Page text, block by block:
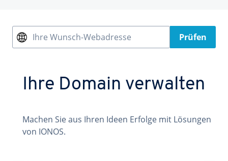
Ihre Wunsch-Webadresse Prüfen
Ihre Domain verwalten
Machen Sie aus Ihren Ideen Erfolge mit Lösungen
von IONOS.